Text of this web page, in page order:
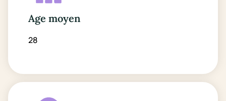
Age moyen
28